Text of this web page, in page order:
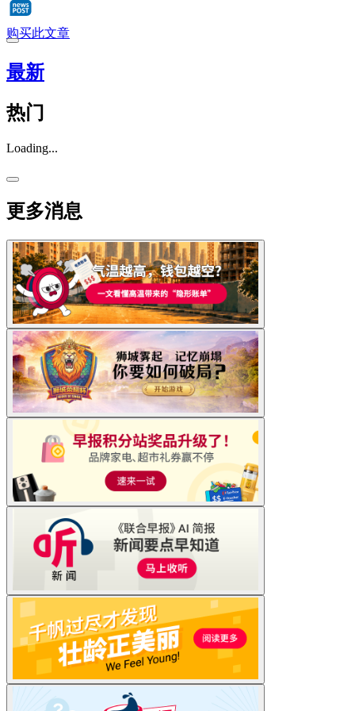
购买此文章
最新
热门
Loading...
更多消息